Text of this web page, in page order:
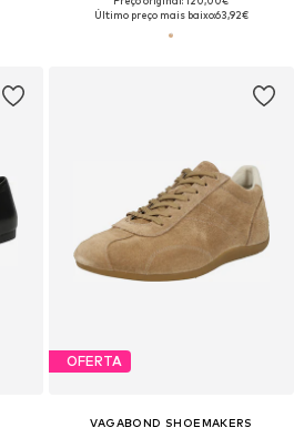
Último preço mais baixo:63,92€
OFERTA
VAGABOND SHOEMAKERS